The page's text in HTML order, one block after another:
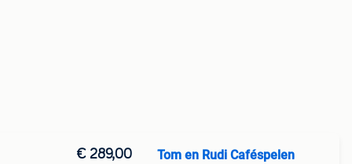
€ 289,00 Tom en Rudi Caféspelen